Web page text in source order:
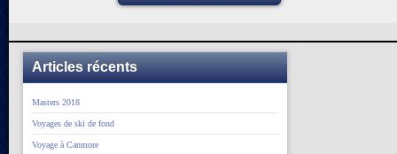
Articles récents
Masters 2018
Voyages de ski de fond
Voyage à Canmore